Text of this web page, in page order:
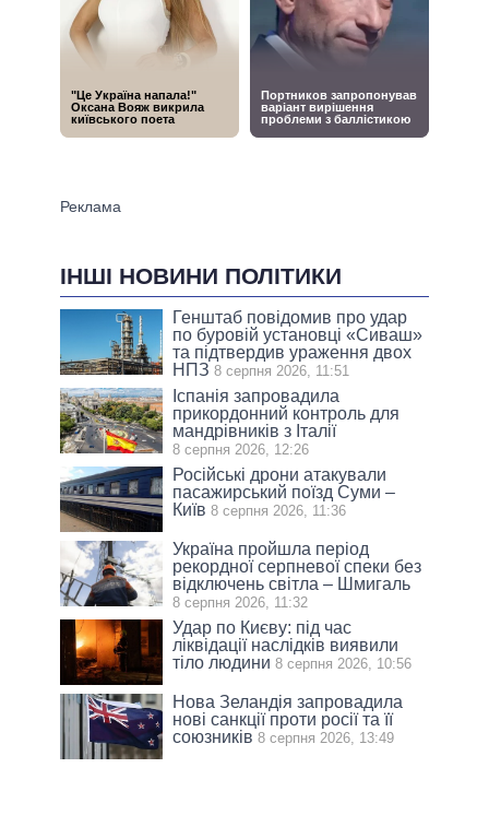
ІНШІ НОВИНИ ПОЛІТИКИ
Генштаб повідомив про удар
по буровій установці «Сиваш»
та підтвердив ураження двох
НПЗ 8 серпня 2026, 11:51
Іспанія запровадила
прикордонний контроль для
мандрівників з Італії
8 серпня 2026, 12:26
Російські дрони атакували
пасажирський поїзд Суми –
Київ 8 серпня 2026, 11:36
Україна пройшла період
рекордної серпневої спеки без
відключень світла – Шмигаль
8 серпня 2026, 11:32
Удар по Києву: під час
ліквідації наслідків виявили
тіло людини 8 серпня 2026, 10:56
Нова Зеландія запровадила
нові санкції проти росії та її
союзників 8 серпня 2026, 13:49